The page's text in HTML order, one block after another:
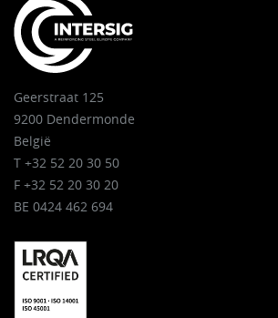
Geerstraat 125
9200 Dendermonde
België
T +32 52 20 30 50
F +32 52 20 30 20
BE 0424 462 694